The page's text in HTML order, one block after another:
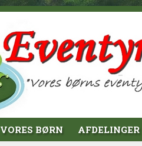
VORES BØRN AFDELINGER